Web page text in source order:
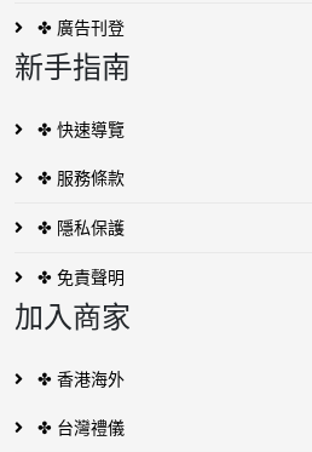
✤ 廣告刊登
新手指南
✤ 快速導覽
✤ 服務條款
✤ 隱私保護
✤ 免責聲明
加入商家
✤ 香港海外
✤ 台灣禮儀